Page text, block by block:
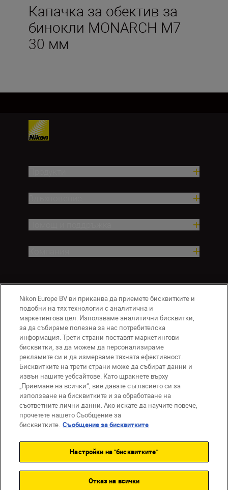
Капачка за обектив за
бинокли MONARCH M7
30 мм
BG Nikon Sites
Връзка с нас
Съобщение за поверителност
Условия за използване
Съобщение за бисквитки
Настройки за бисквитките
© 2026 Nikon
Back to top
Nikon Europe BV ви приканва да приемете бисквитките и
подобни на тях технологии с аналитична и
маркетингова цел. Използваме аналитични бисквитки,
за да събираме полезна за нас потребителска
информация. Трети страни поставят маркетингови
бисквитки, за да можем да персонализираме
рекламите си и да измерваме тяхната ефективност.
Бисквитките на трети страни може да събират данни и
извън нашите уебсайтове. Като щракнете върху
„Приемане на всички“, вие давате съгласието си за
използване на бисквитките и за обработване на
съответните лични данни. Ако искате да научите повече,
прочетете нашето Съобщение за
бисквитките. Съобщение за бисквитките
Настройки на "бисквитките"
Отказ на всички